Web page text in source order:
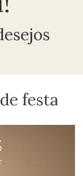
festa